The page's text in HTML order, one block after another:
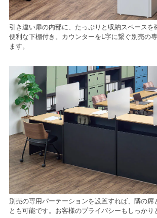
引き違い扉の内部に、たっぷりと収納スペースを
便利な下棚付き。カウンターをL字に繋ぐ別売の
ます。
別売の専用パーテーションを設置すれば、隣の席
とも可能です。お客様のプライバシーもしっかり